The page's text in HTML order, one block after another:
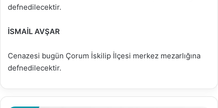
defnedilecektir.
İSMAİL AVŞAR
Cenazesi bugün Çorum İskilip İlçesi merkez mezarlığına
defnedilecektir.